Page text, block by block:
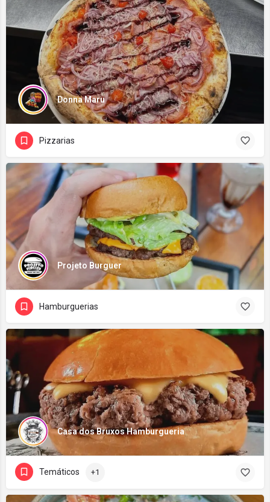
Donna Maru
Pizzarias
Projeto Burguer
Hamburguerias
Casa dos Bruxos Hamburgueria
Temáticos +1